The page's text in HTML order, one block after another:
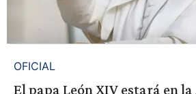
OFICIAL
El papa León XIV estará en